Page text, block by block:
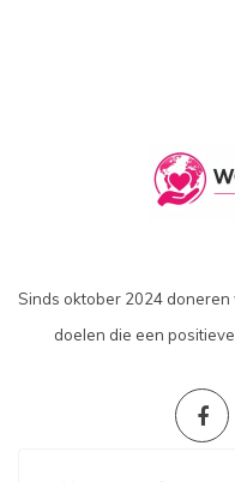
Sinds oktober 2024
doelen die een